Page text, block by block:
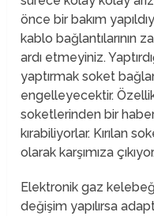
önce bir bakım
kablo bağlantılarının
ardı etmeyiniz.
yaptırmak soket
engelleyecektir.
soketlerinden bir
kırabiliyorlar. Kırılan
olarak karşımıza
Elektronik gaz
değişim yapılırsa